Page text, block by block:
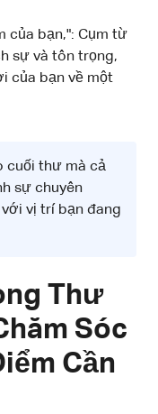
của bạn,": Cụm từ
sự và tôn trọng,
của bạn về một
cuối thư mà cả
sự chuyên
vị trí bạn đang
Thư
Sóc
Cần